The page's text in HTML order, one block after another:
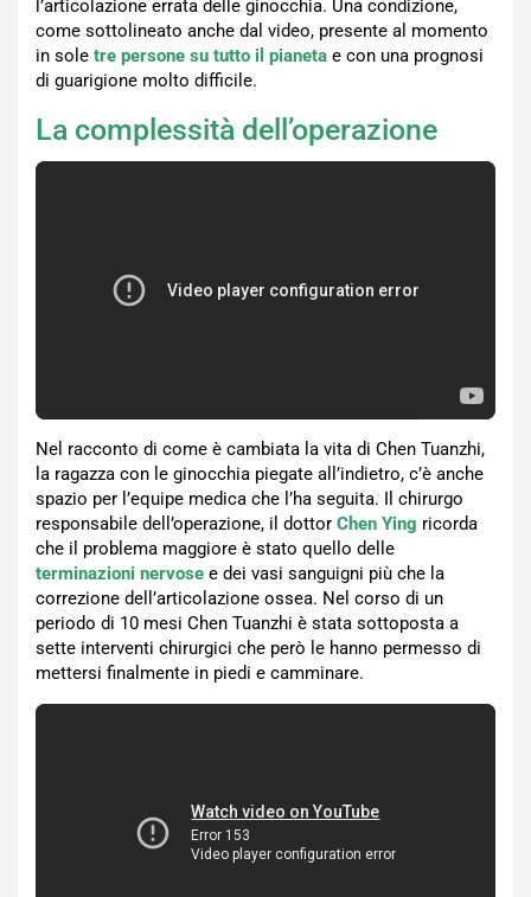
l’articolazione errata delle ginocchia. Una condizione,
come sottolineato anche dal video, presente al momento
in sole tre persone su tutto il pianeta e con una prognosi
di guarigione molto difficile.
La complessità dell’operazione
Nel racconto di come è cambiata la vita di Chen Tuanzhi,
la ragazza con le ginocchia piegate all’indietro, c’è anche
spazio per l’equipe medica che l’ha seguita. Il chirurgo
responsabile dell’operazione, il dottor Chen Ying ricorda
che il problema maggiore è stato quello delle
terminazioni nervose e dei vasi sanguigni più che la
correzione dell’articolazione ossea. Nel corso di un
periodo di 10 mesi Chen Tuanzhi è stata sottoposta a
sette interventi chirurgici che però le hanno permesso di
mettersi finalmente in piedi e camminare.